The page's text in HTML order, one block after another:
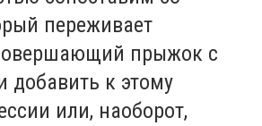
переживает
прыжок с
добавить к этому
или, наоборот,